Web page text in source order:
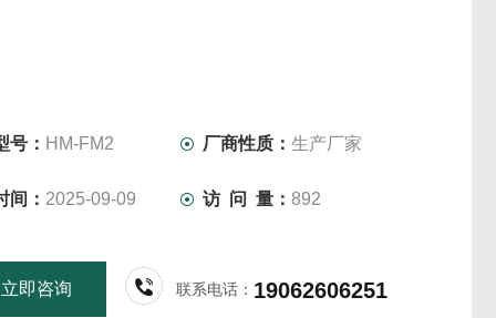
号： HM-FM2 厂商性质：生产厂家
间： 2025-09-09 访 问 量：892
立即咨询 联系电话： 19062606251